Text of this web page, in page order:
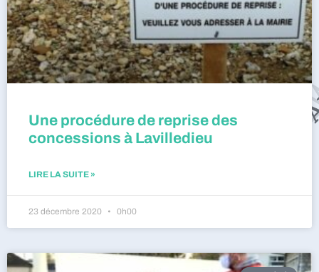
Une procédure de reprise des
concessions à Lavilledieu
LIRE LA SUITE »
23 décembre 2020 0h00